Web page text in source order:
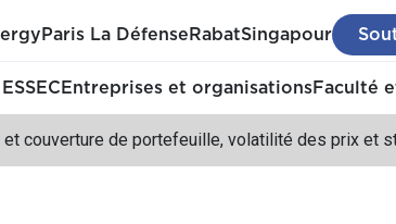
Paris La Défense RabatSingapour
Entreprises et organisationsFaculté
et couverture de portefeuille, volatilité des prix et